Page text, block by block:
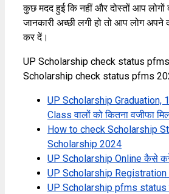
कुछ मदद हुई कि नहीं और दोस्तों आप लोगों
जानकारी अच्छी लगी हो तो आप लोग अपने
कर दें।
UP Scholarship check status
Scholarship check status pfms
UP Scholarship Graduation,
Class वालों को कितना वजीफा
How to check Scholarship
Scholarship 2024
UP Scholarship Online कैसे
UP Scholarship
UP Scholarship pfms